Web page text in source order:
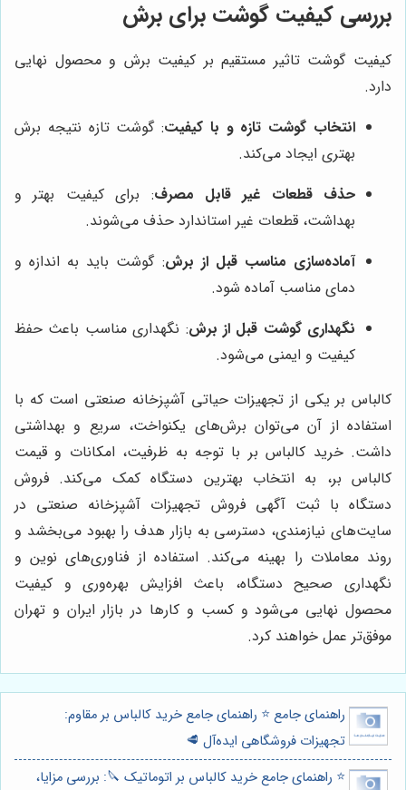
بررسی کیفیت گوشت برای برش
کیفیت گوشت تاثیر مستقیم بر کیفیت برش و محصول نهایی
دارد.
انتخاب گوشت تازه و با کیفیت: گوشت تازه نتیجه برش
بهتری ایجاد می‌کند.
حذف قطعات غیر قابل مصرف: برای کیفیت بهتر و
بهداشت، قطعات غیر استاندارد حذف می‌شوند.
آماده‌سازی مناسب قبل از برش: گوشت باید به اندازه و
دمای مناسب آماده شود.
نگهداری گوشت قبل از برش: نگهداری مناسب باعث حفظ
کیفیت و ایمنی می‌شود.
کالباس بر یکی از تجهیزات حیاتی آشپزخانه صنعتی است که با
استفاده از آن می‌توان برش‌های یکنواخت، سریع و بهداشتی
داشت. خرید کالباس بر با توجه به ظرفیت، امکانات و قیمت
کالباس بر، به انتخاب بهترین دستگاه کمک می‌کند. فروش
دستگاه با ثبت آگهی فروش تجهیزات آشپزخانه صنعتی در
سایت‌های نیازمندی، دسترسی به بازار هدف را بهبود می‌بخشد و
روند معاملات را بهینه می‌کند. استفاده از فناوری‌های نوین و
نگهداری صحیح دستگاه، باعث افزایش بهره‌وری و کیفیت
محصول نهایی می‌شود و کسب و کارها در بازار ایران و تهران
موفق‌تر عمل خواهند کرد.
راهنمای جامع ⭐️ راهنمای جامع خرید کالباس بر مقاوم:
تجهیزات فروشگاهی ایده‌آل 🥩
⭐️ راهنمای جامع خرید کالباس بر اتوماتیک 🔪: بررسی مزایا،